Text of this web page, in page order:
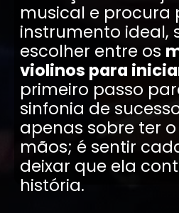
musical e procura
instrumento ideal,
escolher entre os
violinos para
primeiro passo
sinfonia de
apenas sobre ter
mãos; é sentir
deixar que ela
história.